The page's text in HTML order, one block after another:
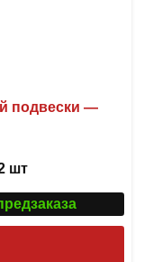
подвески —
шт